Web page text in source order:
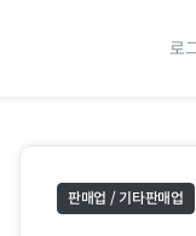
로
판매업 / 기타판매업